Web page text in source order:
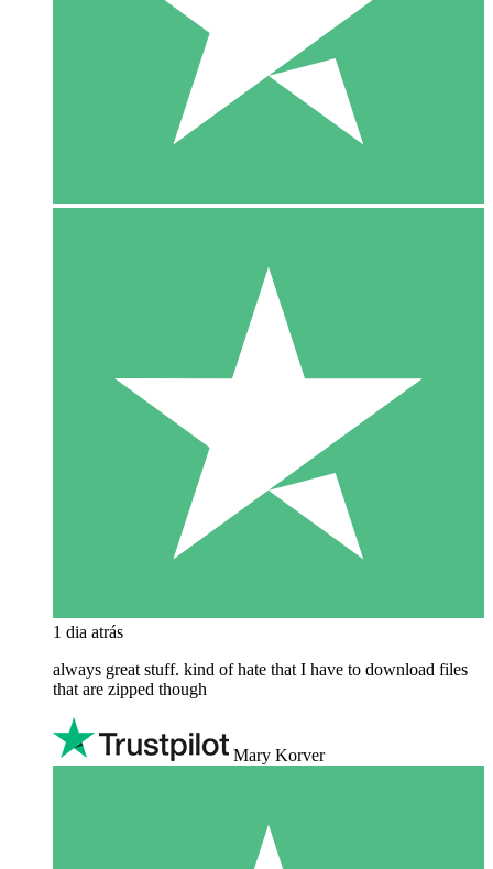
1 dia atrás
always great stuff. kind of hate that I have to download files
that are zipped though
Mary Korver